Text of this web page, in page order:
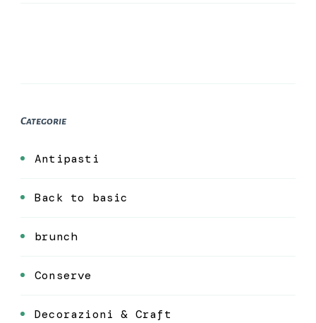
Categorie
Antipasti
Back to basic
brunch
Conserve
Decorazioni & Craft